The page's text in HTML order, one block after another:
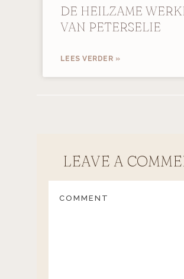
DE HEILZAME
VAN PETERSELIE
LEES VERDER »
LEAVE A